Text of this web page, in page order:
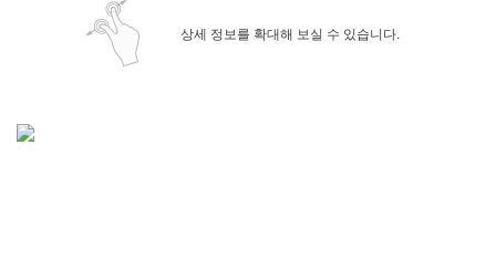
상세 정보를 확대해 보실 수 있습니다.